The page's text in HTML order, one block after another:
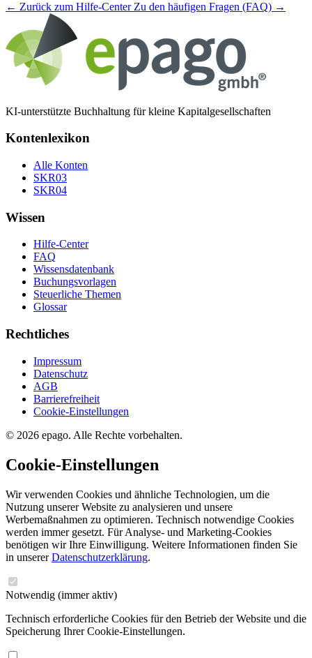
← Zurück zum Hilfe-Center Zu den häufigen Fragen (FAQ) →
KI-unterstützte Buchhaltung für kleine Kapitalgesellschaften
Kontenlexikon
Alle Konten
SKR03
SKR04
Wissen
Hilfe-Center
FAQ
Wissensdatenbank
Buchungsvorlagen
Steuerliche Themen
Glossar
Rechtliches
Impressum
Datenschutz
AGB
Barrierefreiheit
Cookie-Einstellungen
© 2026 epago. Alle Rechte vorbehalten.
Cookie-Einstellungen
Wir verwenden Cookies und ähnliche Technologien, um die
Nutzung unserer Website zu analysieren und unsere
Werbemaßnahmen zu optimieren. Technisch notwendige Cookies
werden immer gesetzt. Für Analyse- und Marketing-Cookies
benötigen wir Ihre Einwilligung. Weitere Informationen finden Sie
in unsererDatenschutzerklärung.
Notwendig (immer aktiv)
Technisch erforderliche Cookies für den Betrieb der Website und die
Speicherung Ihrer Cookie-Einstellungen.